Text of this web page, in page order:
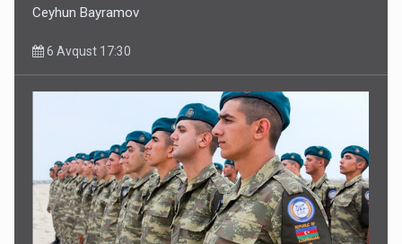
Ceyhun Bayramov
6 Avqust 17:30